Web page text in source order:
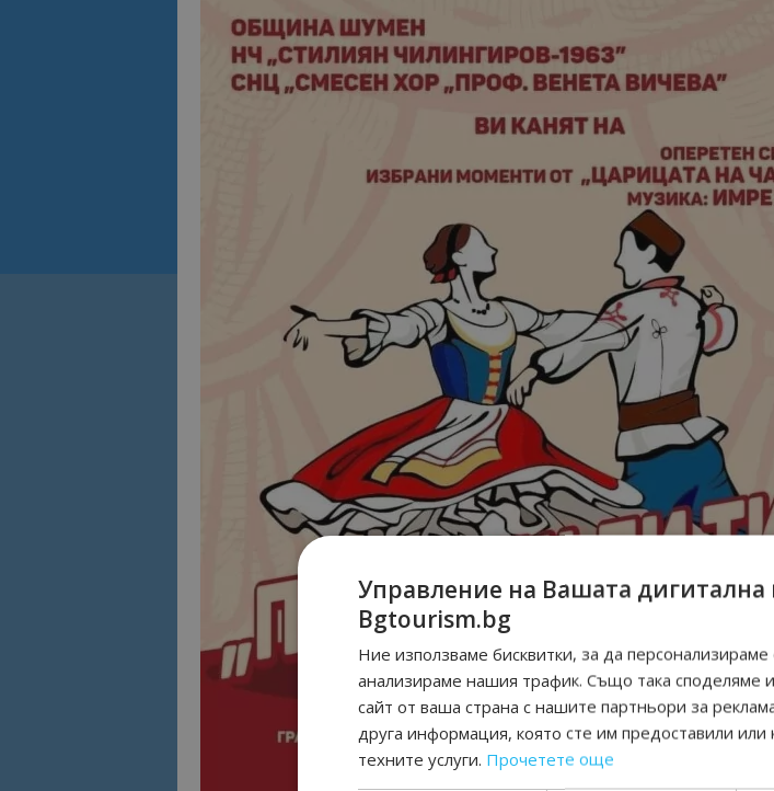
Управление на Вашата дигитална
Bgtourism.bg
Ние използваме бисквитки, за да
анализираме нашия трафик. Също така споделяме
сайт от ваша страна с нашите партньори за
друга информация, която сте им предоставили
техните услуги. Прочетете още